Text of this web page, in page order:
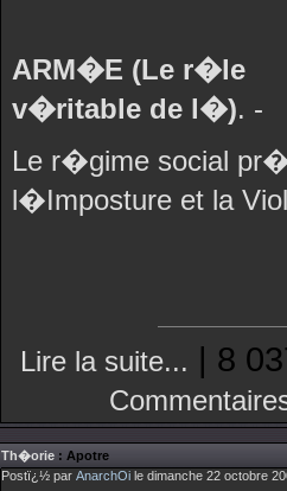
ARM�E (Le r�le
v�ritable de l�). -
Le r�gime social
l�Imposture et la
Lire la suite... | 8
Th�orie : Apotre
Postï¿½ par AnarchOi le dimanche 22 octobre